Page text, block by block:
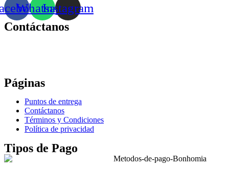
WhatsappInstagram
Contáctanos
Páginas
Puntos de entrega
Contáctanos
Términos y Condiciones
Política de privacidad
Tipos de Pago